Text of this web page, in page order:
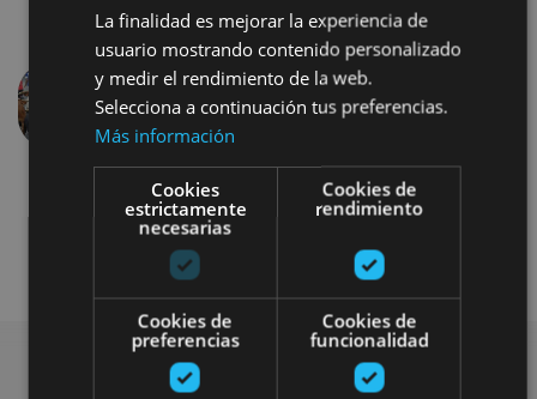
Anterior
La finalidad es mejorar la experiencia de
usuario mostrando contenido personalizado
y medir el rendimiento de la web.
Selecciona a continuación tus preferencias.
Más información
Cookies
estrictamente
necesarias
Cookies de
rendimiento
Cookies de
preferencias
Cookies de
funcionalidad